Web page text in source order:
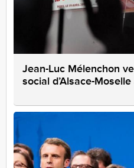
Jean-Luc Mélenchon
social d’Alsace-